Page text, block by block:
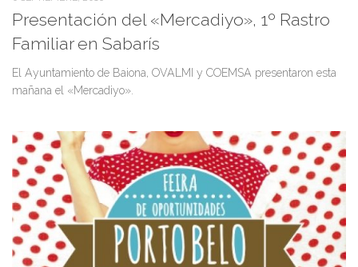
Presentación del «Mercadiyo», 1º Rastro
Familiar en Sabarís
El Ayuntamiento de Baiona, OVALMI y COEMSA presentaron esta
mañana el «Mercadiyo».